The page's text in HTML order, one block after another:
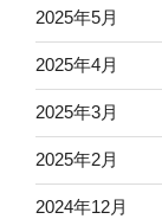
2025年5月
2025年4月
2025年3月
2025年2月
2024年12月